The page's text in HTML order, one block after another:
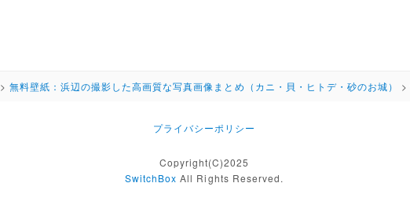
>無料壁紙：浜辺の撮影した高画質な写真画像まとめ（カニ・貝・ヒトデ・砂のお城） >
プライバシーポリシー
Copyright(C)2025
SwitchBox All Rights Reserved.